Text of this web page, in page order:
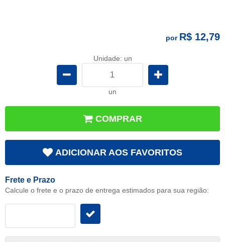
por R$ 12,79
Unidade: un
un
COMPRAR
ADICIONAR AOS FAVORITOS
Frete e Prazo
Calcule o frete e o prazo de entrega estimados para sua região: